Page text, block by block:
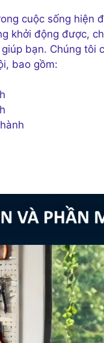
cuộc sống hiện
khởi động được,
bạn. Chúng
bao gồm: